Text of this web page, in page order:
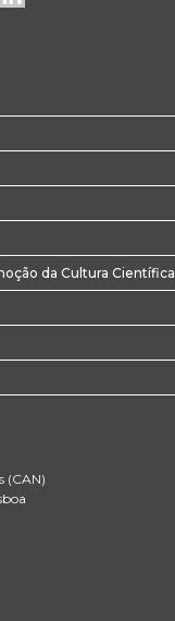
da Cultura Científica
(CAN)